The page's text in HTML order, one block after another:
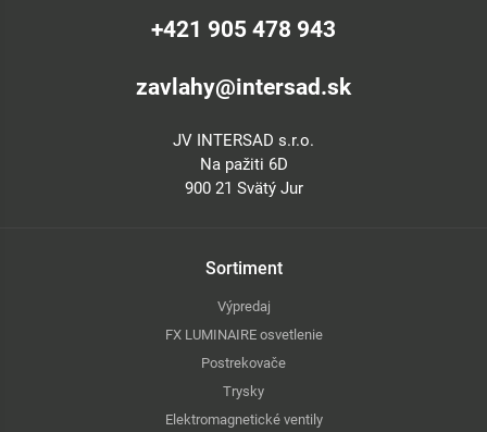
+421 905 478 943
zavlahy@intersad.sk
JV INTERSAD s.r.o.
Na pažiti 6D
900 21 Svätý Jur
Sortiment
Výpredaj
FX LUMINAIRE osvetlenie
Postrekovače
Trysky
Elektromagnetické ventily